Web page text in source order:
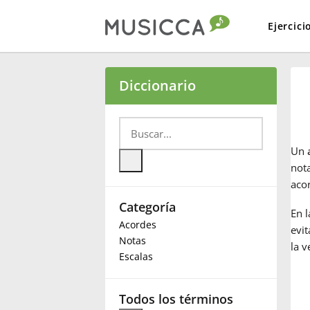
Български
Deutsch
Español
Diccionario
Categoría
Acordes
Notas
Escalas
Todos los términos
Un
En
la